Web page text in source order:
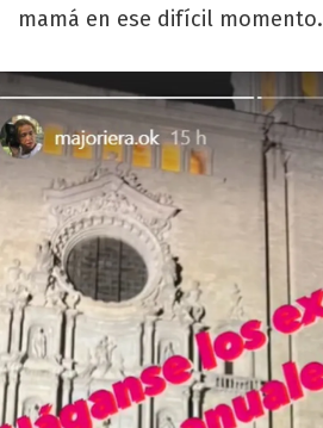
mamá en ese difícil momento.